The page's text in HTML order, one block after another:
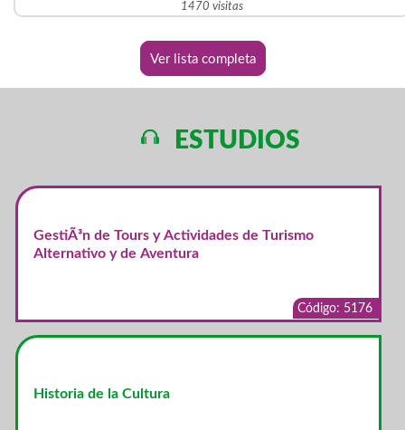
1470 visitas
Ver lista completa
ESTUDIOS
GestiÃ³n de Tours y Actividades de Turismo
Alternativo y de Aventura
Código: 5176
Historia de la Cultura